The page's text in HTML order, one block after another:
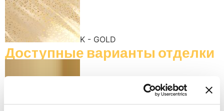
K - GOLD
Доступные варианты отделки